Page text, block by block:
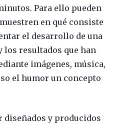
Para ello pueden
en qué consiste
el desarrollo de una
resultados que han
imágenes, música,
el humor un concepto
diseñados y producidos